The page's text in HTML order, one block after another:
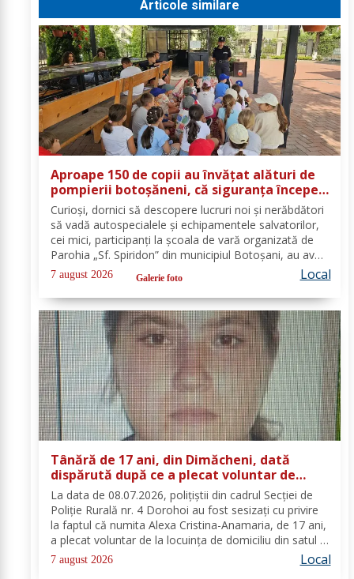
Articole similare
Aproape 150 de copii au învățat alături de
pompierii botoșăneni, că siguranța începe
cu un gest simplu
Curioși, dornici să descopere lucruri noi și nerăbdători
să vadă autospecialele și echipamentele salvatorilor,
cei mici, participanți la școala de vară organizată de
Parohia „Sf. Spiridon” din municipiul Botoșani, au avut
parte de o întâlnire interactivă despre prevenirea
situațiilor de urgență și...
7 august 2026 Galerie foto Local
Tânără de 17 ani, din Dimăcheni, dată
dispărută după ce a plecat voluntar de
acasă și nu a mai revenit
La data de 08.07.2026, polițiștii din cadrul Secției de
Poliție Rurală nr. 4 Dorohoi au fost sesizați cu privire
la faptul că numita Alexa Cristina-Anamaria, de 17 ani,
a plecat voluntar de la locuința de domiciliu din satul și
comuna Dimăcheni, județul Botoșani. Semnalmentele
numitei Alexa...
7 august 2026 Local